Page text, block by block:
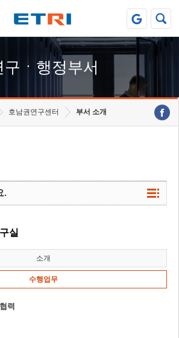
구ㆍ행정부서
호남권연구센터 부서 소개
.
실
소개
수행업무
력